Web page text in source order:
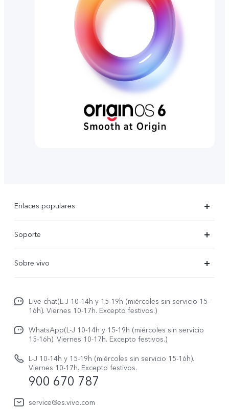
Enlaces populares
X300
V70 5G
V70 FE
Y31 5G
Soporte
Autenticación de IMEI
Gestión de reparaciones
Manual de usuario
Actualización de sistema
Actualizar registro
Instrucciones de Garantía
Sobre vivo
Netiqueta vivo
Avisos legales
Acerca de nosotros
Sostenibilidad
Centro de privacidad de vivo
Live chat(L-J 10-14h y 15-19h (miércoles sin servicio 15-
16h). Viernes 10-17h. Excepto festivos.)
WhatsApp(L-J 10-14h y 15-19h (miércoles sin servicio
15-16h). Viernes 10-17h. Excepto festivos.)
L-J 10-14h y 15-19h (miércoles sin servicio 15-16h).
Viernes 10-17h. Excepto festivos.
900 670 787
service@es.vivo.com